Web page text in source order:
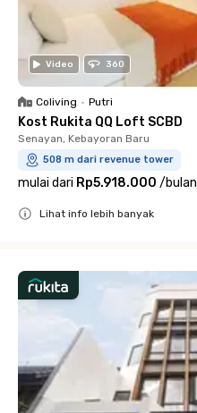
Video 360
Coliving • Putri
Kost Rukita QQ Loft SCBD
Senayan, Kebayoran Baru
508 m dari revenue tower
mulai dari Rp5.918.000 /bulan
Lihat info lebih banyak